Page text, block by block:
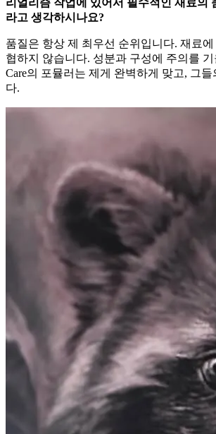
리얼리즘 작업에 있어서 필수적인 재료의
라고 생각하시나요?
품질은 항상 제 최우선 순위입니다. 재료
협하지 않습니다. 성분과 구성에 주의를 기
Care의 포뮬러는 제게 완벽하게 맞고, 그들
다.